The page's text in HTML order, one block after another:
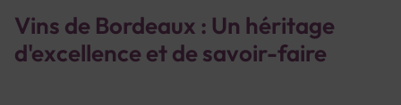
Vins de Bordeaux : Un héritage
d'excellence et de savoir-faire